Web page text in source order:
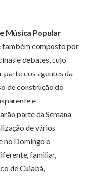
Música Popular
também composto por
e debates, cujo
parte dos agentes da
de construção do
e
parte da Semana
de vários
no Domingo o
familiar,
de Cuiabá,